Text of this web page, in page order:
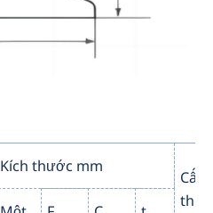
Kích thước mm
Cấp
thép